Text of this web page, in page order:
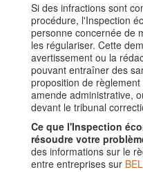
Si des infractions sont
procédure, l'Inspection
personne concernée de
les régulariser. Cette
avertissement ou la
pouvant entraîner des
proposition de
amende administrative,
devant le tribunal
Ce que l'Inspection
résoudre votre
des informations sur le
entre entreprises sur